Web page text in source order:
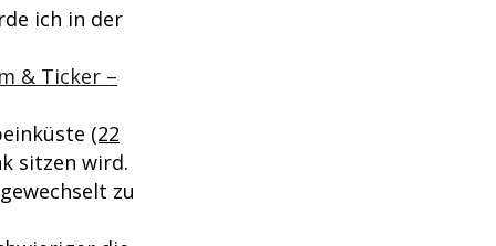
ich in der
& Ticker –
(22
sitzen wird.
zu